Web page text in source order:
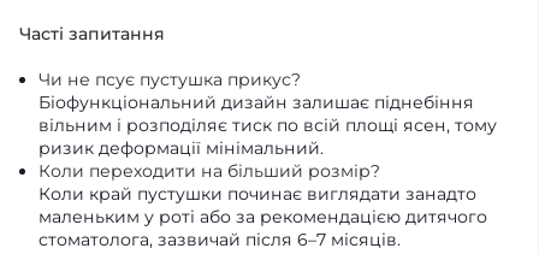
Часті запитання
Чи не псує пустушка прикус?
Біофункціональний дизайн залишає піднебіння
вільним і розподіляє тиск по всій площі ясен, тому
ризик деформації мінімальний.
Коли переходити на більший розмір?
Коли край пустушки починає виглядати занадто
маленьким у роті або за рекомендацією дитячого
стоматолога, зазвичай після 6–7 місяців.